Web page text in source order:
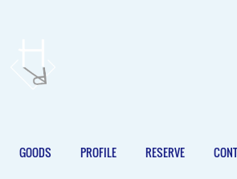
GOODS PROFILE RESERVE